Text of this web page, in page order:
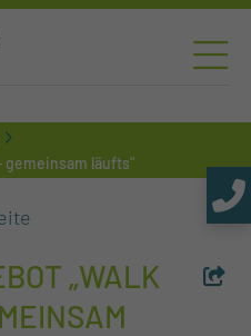
gemeinsam läufts"
„WALK